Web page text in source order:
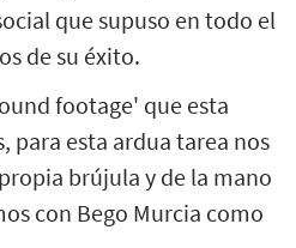
que supuso en todo el
de su éxito.
footage' que esta
para esta ardua tarea nos
brújula y de la mano
con Bego Murcia como